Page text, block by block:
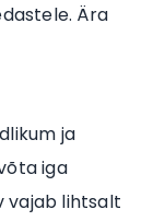
Ära
ja
iga
vajab lihtsalt